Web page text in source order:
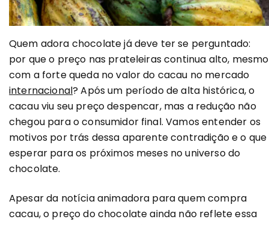
Quem adora chocolate já deve ter se perguntado:
por que o preço nas prateleiras continua alto, mesmo
com a forte queda no valor do cacau no mercado
internacional? Após um período de alta histórica, o
cacau viu seu preço despencar, mas a redução não
chegou para o consumidor final. Vamos entender os
motivos por trás dessa aparente contradição e o que
esperar para os próximos meses no universo do
chocolate.
Apesar da notícia animadora para quem compra
cacau, o preço do chocolate ainda não reflete essa